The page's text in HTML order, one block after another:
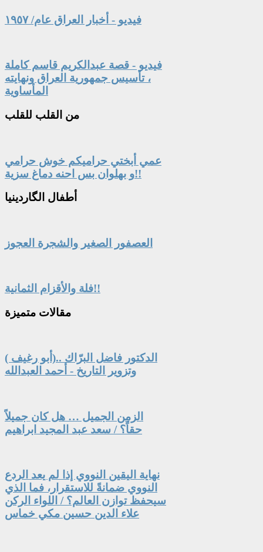
فيديو - أخبار العراق عام/ ١٩٥٧
فيديو - قصة عبدالكريم قاسم كاملة
، تأسيس جمهورية العراق ونهايته
المأساوية
من القلب للقلب
عمي أبختي حراميكم خوش حرامي
و بهلوان بس احنه دماغ سزية!!
أطفال الگاردينيا
العصفور الصغير والشجرة العجوز
فلة والأقزام الثمانية!!
مقالات متميزة
الدكتور فاضل البرّاك ..(أبو رغيف )
وتزوير التاريخ - أحمد العبدالله
الزمن الجميل … هل كان جميلاً
حقاً؟ / سعد عبد المجيد ابراهيم
نهاية اليقين النووي إذا لم يعد الردع
النووي ضمانةً للاستقرار، فما الذي
سيحفظ توازن العالم؟ / اللواء الركن
علاء الدين حسين مكي خماس